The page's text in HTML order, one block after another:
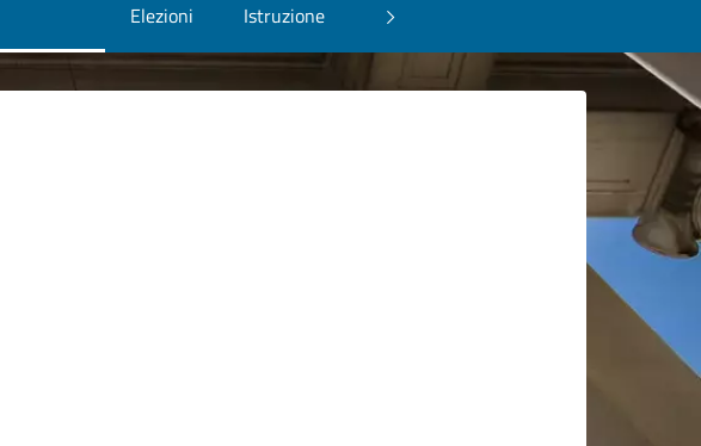
Elezioni Istruzione